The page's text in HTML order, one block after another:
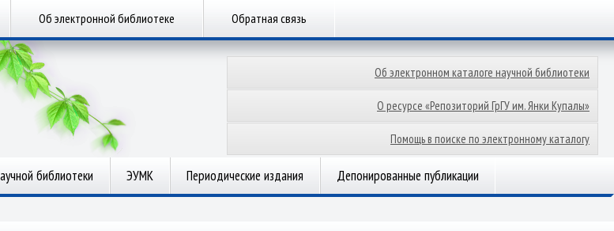
Об электронной библиотеке Обратная связь
Об электронном каталоге научной библиотеки
О ресурсе «Репозиторий ГрГУ им. Янки Купалы»
Помощь в поиске по электронному каталогу
библиотеки ЭУМК Периодические издания Депонированные публикации